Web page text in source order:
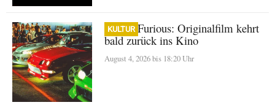
KULTUR
Fast & Furious: Originalfilm kehrt
bald zurück ins Kino
August 4, 2026 bis 18:20 Uhr